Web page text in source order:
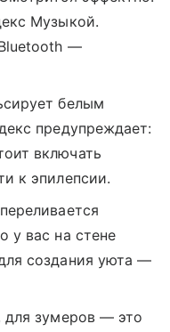
Музыкой.
—
белым
предупреждает:
включать
к эпилепсии.
у вас на стене
создания уюта —
для зумеров — это